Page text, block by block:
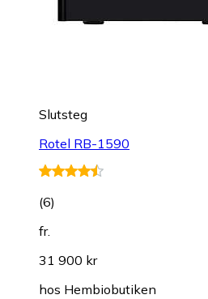
Slutsteg
Rotel RB-1590
(6)
fr.
31 900 kr
hos Hembiobutiken